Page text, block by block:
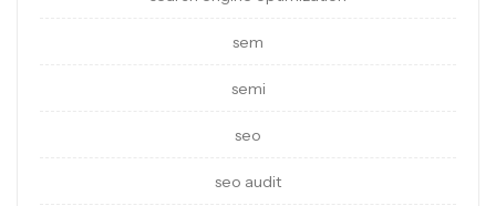
sem
semi
seo
seo audit